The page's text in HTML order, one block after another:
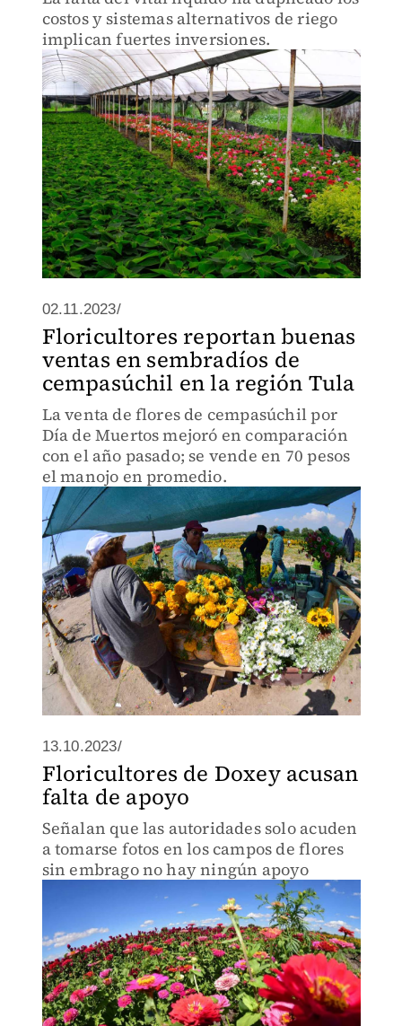
costos y sistemas alternativos de riego
implican fuertes inversiones.
02.11.2023/
Floricultores reportan buenas
ventas en sembradíos de
cempasúchil en la región Tula
La venta de flores de cempasúchil por
Día de Muertos mejoró en comparación
con el año pasado; se vende en 70 pesos
el manojo en promedio.
13.10.2023/
Floricultores de Doxey acusan
falta de apoyo
Señalan que las autoridades solo acuden
a tomarse fotos en los campos de flores
sin embrago no hay ningún apoyo